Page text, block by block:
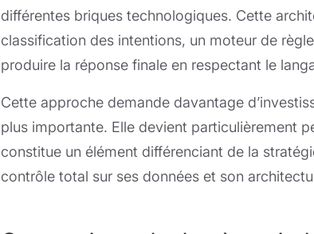
différentes briques technologiques. Cette
classification des intentions, un moteur de
produire la réponse finale en respectant le
Cette approche demande davantage
plus importante. Elle devient particulièrement
constitue un élément différenciant de la
contrôle total sur ses données et son